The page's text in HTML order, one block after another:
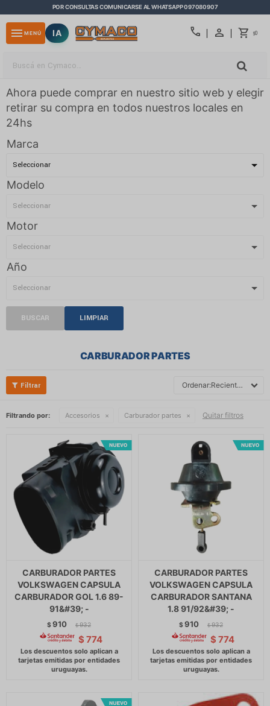
POR CONSULTAS COMUNICARSE AL WHATSAPP 097080907
call $0
menu MENÚ IA
Ahora puede comprar en nuestro sitio web y elegir
retirar su compra en todos nuestros locales en
24hs
Marca
Modelo
Motor
Año
BUSCAR LIMPIAR
CARBURADOR PARTES
Recientes
Filtrando por: Accesorios Carburador partes Quitar filtros
CARBURADOR PARTES
VOLKSWAGEN CAPSULA
CARBURADOR GOL 1.6 89-
91&#39; -
$910 $ 932
$ 774
CARBURADOR PARTES
VOLKSWAGEN CAPSULA
CARBURADOR SANTANA
1.8 91/92&#39; -
$910 $ 932
$ 774
close